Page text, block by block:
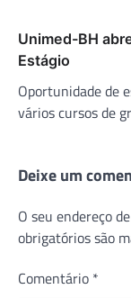
Unimed-BH
Estágio
Oportunidade de
vários cursos de
Deixe um
O seu endereço
obrigatórios são
Comentário *